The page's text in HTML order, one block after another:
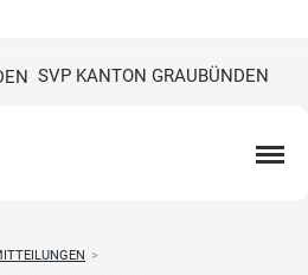
SVP KANTON GRAUBÜNDEN
>